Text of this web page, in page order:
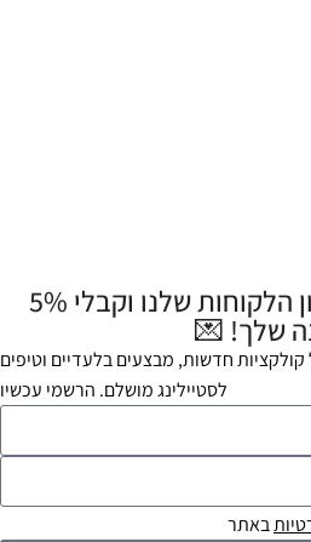
הצטרפי עכשיו למועדון הלקוחות שלנו וקבלי 5%
שלך! 💌
חדשות, מבצעים בלעדיים וטיפים
לסטיילינג מושלם. הרשמי עכשיו
באתר